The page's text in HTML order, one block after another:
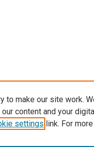
to make our site work.
content and your
settings link. For